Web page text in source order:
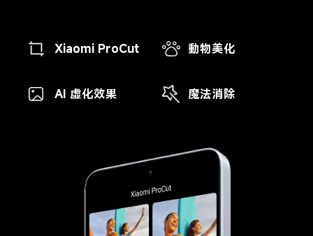
Xiaomi ProCut 動物美化
AI 虛化效果 魔法消除